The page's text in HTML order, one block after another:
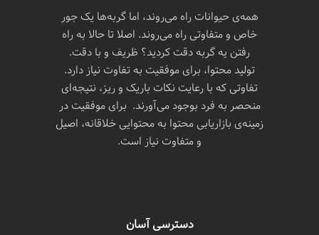
همه‌ی حیوانات راه می‌روند، اما گربه‌ها یک جور
خاص و متفاوتی راه می‌روند. اصلا تا حالا به راه
رفتن یه گربه دقت کردید؟ ظریف و با دقت.
تولید محتوا، برای موفقیت به تفاوت نیاز دارد.
تفاوتی که با رعایت نکات باریک و ریز، نتیجه‌ای
منحصر به فرد بوجود می‌آورند. برای موفقیت در
زمینه‌ی بازاریابی محتوا به محتوایی خلاقانه، اصیل
و متفاوت نیاز است.
دسترسی آسان